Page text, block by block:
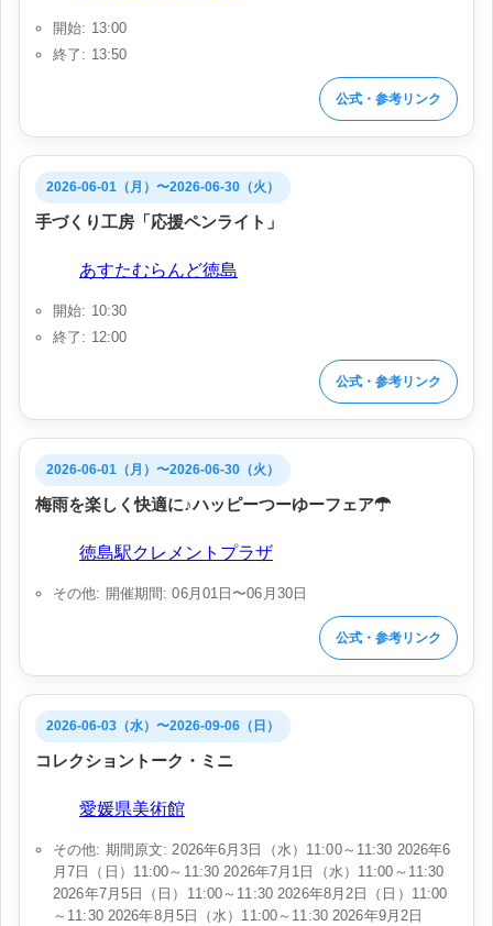
開始: 13:00
終了: 13:50
公式・参考リンク
2026-06-01（月）〜2026-06-30（火）
手づくり工房「応援ペンライト」
あすたむらんど徳島
開始: 10:30
終了: 12:00
公式・参考リンク
2026-06-01（月）〜2026-06-30（火）
梅雨を楽しく快適に♪ハッピーつーゆーフェア☂
徳島駅クレメントプラザ
その他: 開催期間: 06月01日〜06月30日
公式・参考リンク
2026-06-03（水）〜2026-09-06（日）
コレクショントーク・ミニ
愛媛県美術館
その他: 期間原文: 2026年6月3日（水）11:00～11:30 2026年6
月7日（日）11:00～11:30 2026年7月1日（水）11:00～11:30
2026年7月5日（日）11:00～11:30 2026年8月2日（日）11:00
～11:30 2026年8月5日（水）11:00～11:30 2026年9月2日